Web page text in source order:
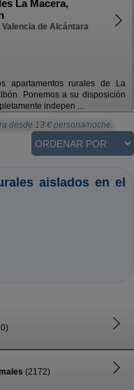
La Macera,
Valencia de Alcántara
apartamentos rurales de La
Ponemos a su disposición
indepen ...
desde 13 € persona/noche.
aislados en el
(2172)